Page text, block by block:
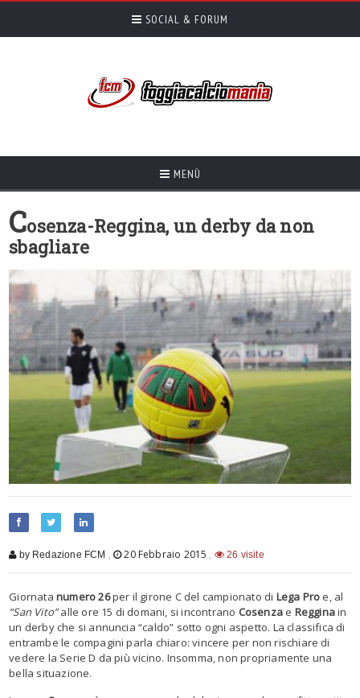
SOCIAL & FORUM
MENÙ
Cosenza-Reggina, un derby da non
sbagliare
by Redazione FCM , 20 Febbraio 2015 , 26 visite
Giornata numero 26per il girone C del campionato di Lega Pro e, al
“San Vito”alle ore 15 di domani, si incontrano Cosenza e Regginain
un derby che si annuncia “caldo” sotto ogni aspetto. La classifica di
entrambe le compagini parla chiaro: vincere per non rischiare di
vedere la Serie D da più vicino. Insomma, non propriamente una
bella situazione.